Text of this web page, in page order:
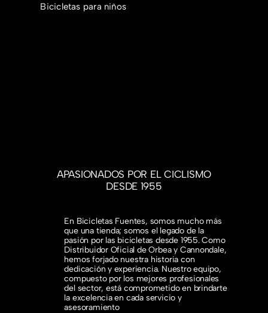
Bicicletas para niños
APASIONADOS POR EL CICLISMO
DESDE 1955
En Bicicletas Fuentes, somos mucho más
que una tienda; somos el legado de la
pasión por las bicicletas desde 1955. Como
Distribuidor Oficial de Orbea y Cannondale,
hemos forjado nuestra historia con
dedicación y experiencia. Nuestro equipo,
compuesto por los mejores profesionales
del sector, está comprometido en brindarte
la excelencia en cada servicio y
asesoramiento